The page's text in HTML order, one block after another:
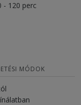
- 120 perc
MÓDOK